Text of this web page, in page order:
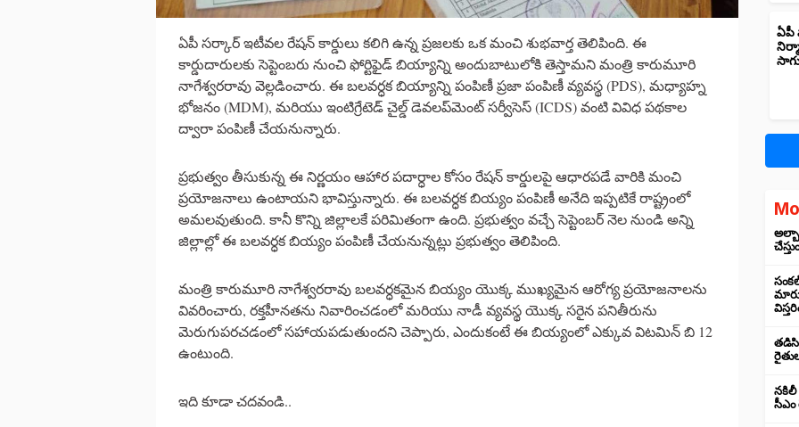
ఏపీ సర్కార్ ఇటీవల రేషన్ కార్డులు కలిగి ఉన్న ప్రజలకు ఒక మంచి శుభవార్త తెలిపింది. ఈ
కార్డుదారులకు సెప్టెంబరు నుంచి ఫోర్టిఫైడ్ బియ్యాన్ని అందుబాటులోకి తెస్తామని మంత్రి కారుమూరి
నాగేశ్వరరావు వెల్లడించారు. ఈ బలవర్ధక బియ్యాన్ని పంపిణీ ప్రజా పంపిణీ వ్యవస్థ (PDS), మధ్యాహ్న
భోజనం (MDM), మరియు ఇంటిగ్రేటెడ్ చైల్డ్ డెవలప్‌మెంట్ సర్వీసెస్ (ICDS) వంటి వివిధ పథకాల
ద్వారా పంపిణీ చేయనున్నారు.
ప్రభుత్వం తీసుకున్న ఈ నిర్ణయం ఆహార పదార్ధాల కోసం రేషన్ కార్డులపై ఆధారపడే వారికి మంచి
ప్రయోజనాలు ఉంటాయని భావిస్తున్నారు. ఈ బలవర్ధక బియ్యం పంపిణీ అనేది ఇప్పటికే రాష్ట్రంలో
అమలవుతుంది. కానీ కొన్ని జిల్లాలకే పరిమితంగా ఉంది. ప్రభుత్వం వచ్చే సెప్టెంబర్ నెల నుండి అన్ని
జిల్లాల్లో ఈ బలవర్ధక బియ్యం పంపిణీ చేయనున్నట్లు ప్రభుత్వం తెలిపింది.
మంత్రి కారుమూరి నాగేశ్వరరావు బలవర్ధకమైన బియ్యం యొక్క ముఖ్యమైన ఆరోగ్య ప్రయోజనాలను
వివరించారు, రక్తహీనతను నివారించడంలో మరియు నాడీ వ్యవస్థ యొక్క సరైన పనితీరును
మెరుగుపరచడంలో సహాయపడుతుందని చెప్పారు, ఎందుకంటే ఈ బియ్యంలో ఎక్కువ విటమిన్ బి 12
ఉంటుంది.
ఇది కూడా చదవండి..
ఏపీ
నకిలీ
సీఎం